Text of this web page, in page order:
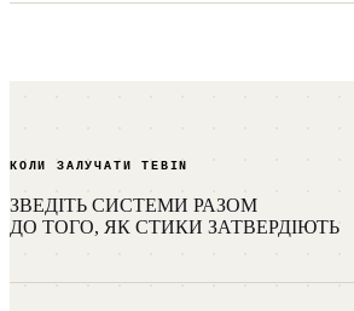
КОЛИ ЗАЛУЧАТИ TEBIN
ЗВЕДІТЬ СИСТЕМИ РАЗОМ
ДО ТОГО, ЯК СТИКИ ЗАТВЕРДІЮТЬ